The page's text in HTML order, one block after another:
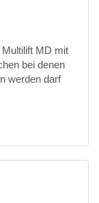
MD mit
bei denen
werden darf